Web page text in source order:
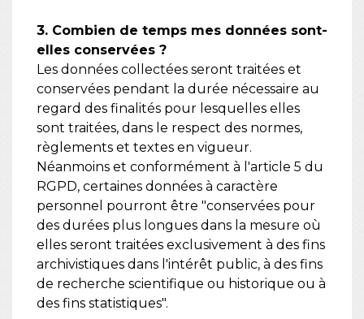
3. Combien de temps mes données sont-
elles conservées ?
Les données collectées seront traitées et
conservées pendant la durée nécessaire au
regard des finalités pour lesquelles elles
sont traitées, dans le respect des normes,
règlements et textes en vigueur.
Néanmoins et conformément à l'article 5 du
RGPD, certaines données à caractère
personnel pourront être "conservées pour
des durées plus longues dans la mesure où
elles seront traitées exclusivement à des fins
archivistiques dans l'intérêt public, à des fins
de recherche scientifique ou historique ou à
des fins statistiques".